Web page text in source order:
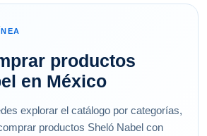
productos
en México
explorar el catálogo por categorías,
productos Sheló Nabel con